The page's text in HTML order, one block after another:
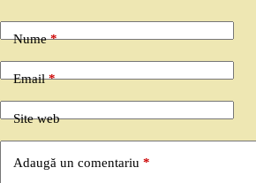
Nume*
Email*
Site web
Adaugă un comentariu *